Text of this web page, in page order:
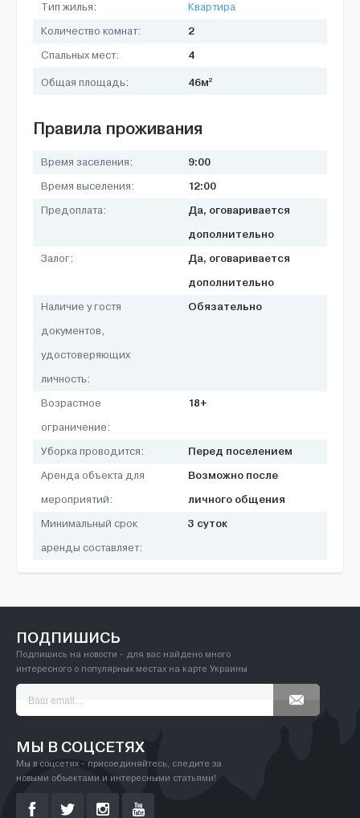
Тип жилья:
Квартира
Количество комнат:
2
Спальных мест: 4
Общая площадь: 46м2
Правила проживания
Время заселения: 9:00
Время выселения: 12:00
Предоплата:
Да, оговаривается
дополнительно
Залог:
Да, оговаривается
дополнительно
Наличие у гостя
документов,
удостоверяющих
личность:
Обязательно
Возрастное
ограничение:
18+
Уборка проводится: Перед поселением
Аренда объекта для
мероприятий:
Возможно после
личного общения
Минимальный срок
аренды составляет:
3 суток
ПОДПИШИСЬ
Подпишись на новости - для вас найдено много
интересного о популярных местах на карте Украины
МЫ В СОЦСЕТЯХ
Мы в соцсетях - присоединяйтесь, следите за
новыми объектами и интересными статьями!